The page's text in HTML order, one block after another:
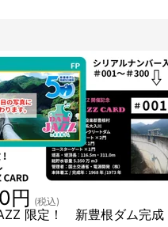
限定！ 新豊根ダム完成
円 (税込)